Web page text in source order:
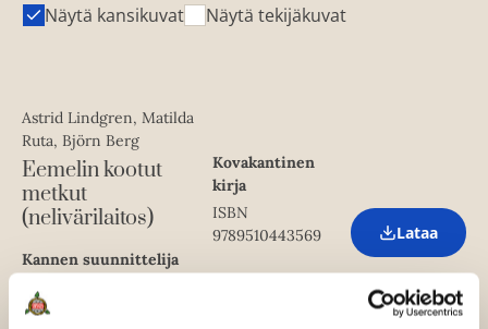
Näytä kansikuvat Näytä tekijäkuvat
Astrid Lindgren, Matilda
Ruta, Björn Berg
Eemelin kootut
metkut
(nelivärilaitos)
Kannen suunnittelija
Riikka Turkulainen
Kannen kuvittajat
Kovakantinen
kirja
ISBN
9789510443569
O
p
e
n
s
Lataa